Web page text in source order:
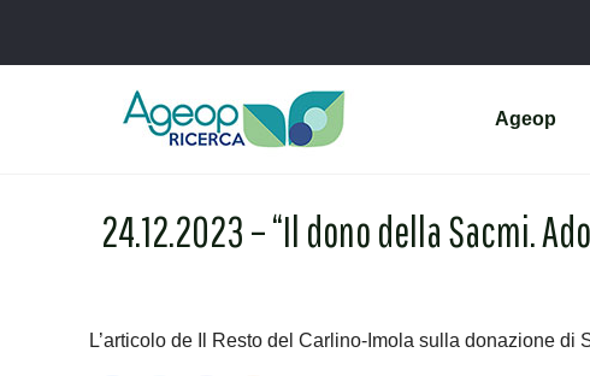
Ageop
24.12.2023 – “Il dono della Sacmi.
L’articolo de Il Resto del Carlino-Imola sulla donazione di